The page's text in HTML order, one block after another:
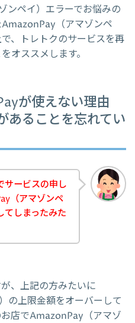
ンペイ）エラーでお悩みの
（アマゾンペ
、トレトクのサービスを再
オススメします。
が使えない理由
あることを忘れてい
サービスの申し
（アマゾンペ
てしまったみた
、上記の方みたいに
の上限金額をオーバーして
店でAmazonPay（アマゾ